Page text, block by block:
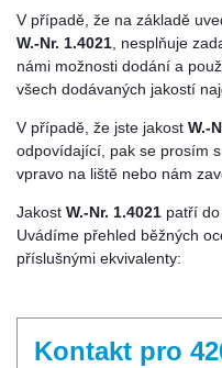
V případě, že na základě
W.-Nr. 1.4021, nesplňuje
námi možnosti dodání a
všech dodávaných jakostí
V případě, že jste jakost W.-
odpovídající, pak se prosím
vpravo na liště nebo nám
Jakost W.-Nr. 1.4021 patří
Uvádíme přehled běžných
příslušnými ekvivalenty:
Kontakt pro